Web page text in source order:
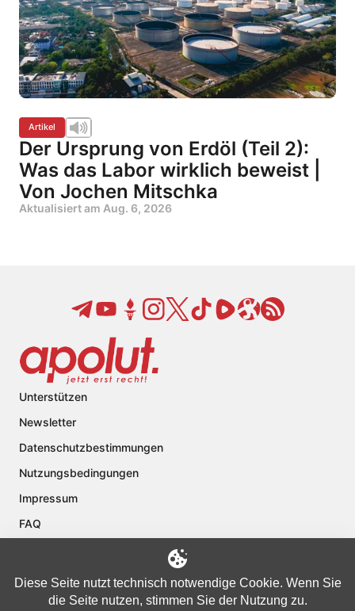
Artikel
Der Ursprung von Erdöl (Teil 2):
Was das Labor wirklich beweist |
Von Jochen Mitschka
Aktualisiert am Aug. 6, 2026
Unterstützen
Newsletter
Datenschutzbestimmungen
Nutzungsbedingungen
Impressum
FAQ
Diese Seite nutzt technisch notwendige Cookie. Wenn Sie
die Seite nutzen, stimmen Sie der Nutzung zu.